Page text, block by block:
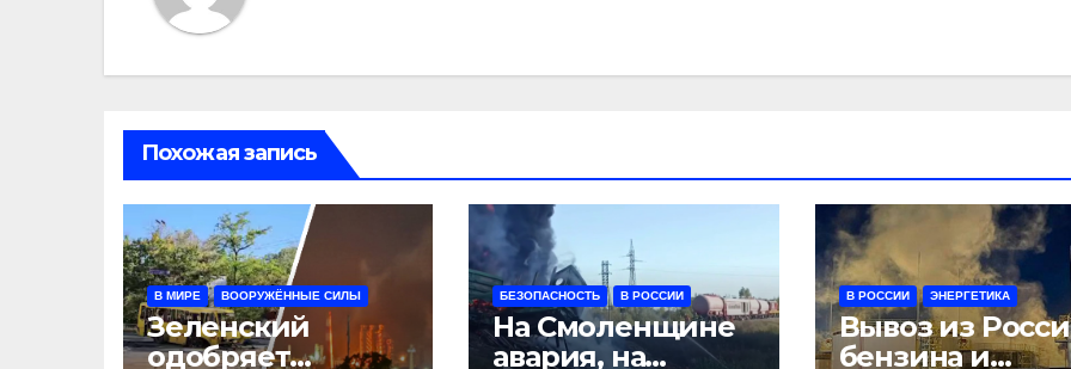
Похожая запись
В МИРЕ ВООРУЖЁННЫЕ СИЛЫ
Зеленский
одобряет
БЕЗОПАСНОСТЬ В РОССИИ
На Смоленщине
авария, на
В РОССИИ ЭНЕРГЕТИКА
Вывоз из
бензина и